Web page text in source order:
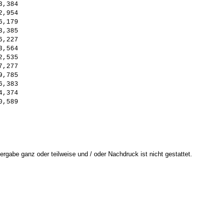
ganz oder teilweise und / oder Nachdruck ist nicht gestattet.